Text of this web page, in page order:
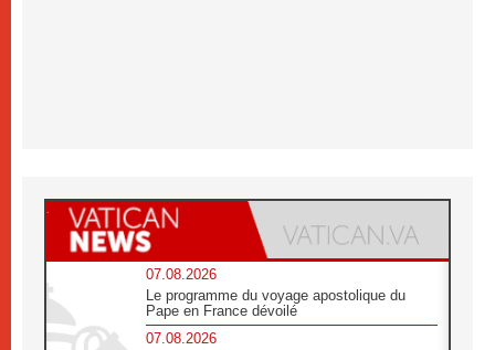
07.08.2026
Le programme du voyage apostolique du
Pape en France dévoilé
07.08.2026